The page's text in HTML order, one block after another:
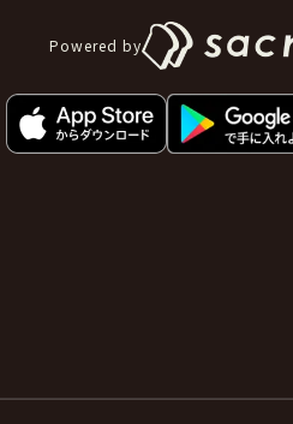
Powered by